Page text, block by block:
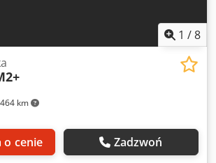
1 /8
km
o cenie Zadzwoń